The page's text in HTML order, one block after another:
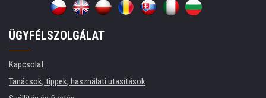
ÜGYFÉLSZOLGÁLAT
Kapcsolat
Tanácsok, tippek, használati utasítások